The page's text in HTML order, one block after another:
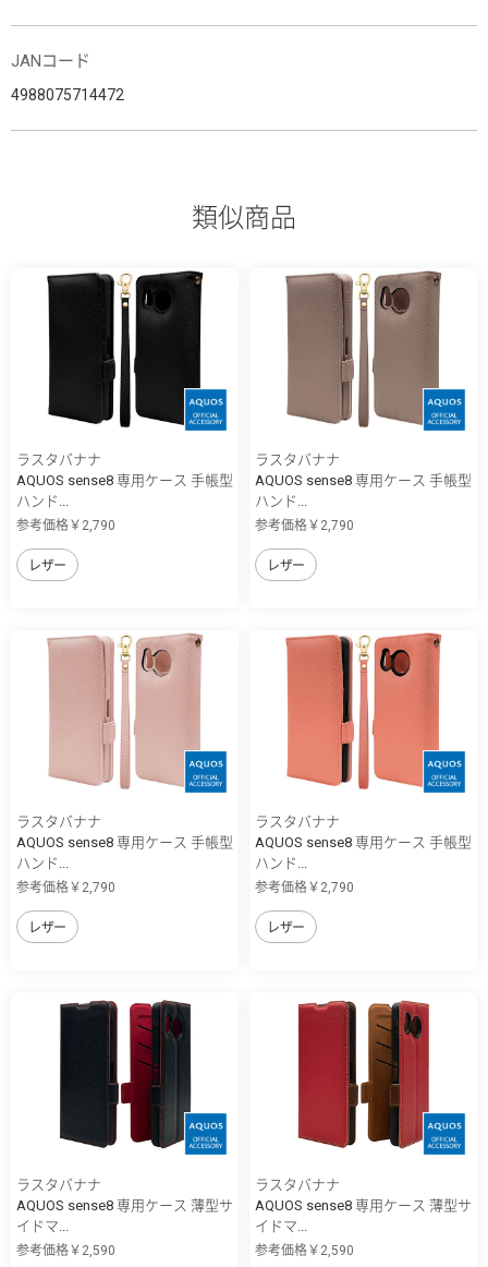
JANコード
4988075714472
類似商品
ラスタバナナ
AQUOS sense8 専用ケース 手帳型
ハンド...
参考価格￥2,790
レザー
ラスタバナナ
AQUOS sense8 専用ケース 手帳型
ハンド...
参考価格￥2,790
レザー
ラスタバナナ
AQUOS sense8 専用ケース 手帳型
ハンド...
参考価格￥2,790
レザー
ラスタバナナ
AQUOS sense8 専用ケース 手帳型
ハンド...
参考価格￥2,790
レザー
ラスタバナナ
AQUOS sense8 専用ケース 薄型サ
イドマ...
参考価格￥2,590
ラスタバナナ
AQUOS sense8 専用ケース 薄型サ
イドマ...
参考価格￥2,590